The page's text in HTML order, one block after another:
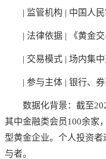
| 监管机构 | 中国人
| 法律依据 | 《黄金
| 交易模式 | 场内集
| 参与主体 | 银行、
数据化背景：截至
其中金融类会员100余家
型黄金企业。个人投资
与者。